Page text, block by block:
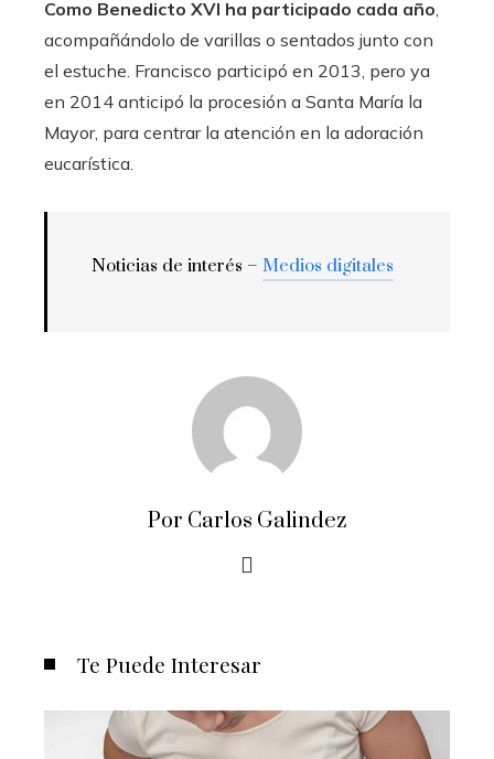
Como Benedicto XVI ha participado cada año,
acompañándolo de varillas o sentados junto con
el estuche. Francisco participó en 2013, pero ya
en 2014 anticipó la procesión a Santa María la
Mayor, para centrar la atención en la adoración
eucarística.
Noticias de interés – Medios digitales
Por Carlos Galindez
Te Puede Interesar